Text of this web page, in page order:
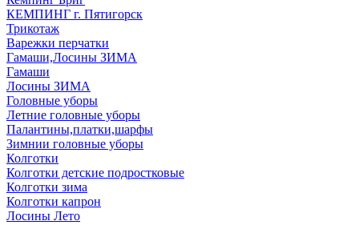
КЕМПИНГ г. Пятигорск
Трикотаж
Варежки перчатки
Гамаши,Лосины ЗИМА
Гамаши
Лосины ЗИМА
Головные уборы
Летние головные уборы
Палантины,платки,шарфы
Зимнии головные уборы
Колготки
Колготки детские подростковые
Колготки зима
Колготки капрон
Лосины Лето